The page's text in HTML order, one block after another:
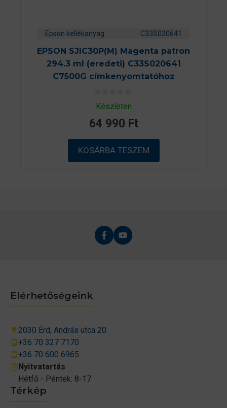
Epson kellékanyag C33S020641
EPSON SJIC30P(M) Magenta patron
294.3 ml (eredeti) C33S020641
C7500G címkenyomtatóhoz
0
a
5
b
ő
l
Készleten
64 990 Ft
KOSÁRBA TESZEM
Térkép
Elérhetőségeink
2030 Érd, András utca 20.
+36 70 327 7170
+36 70 600 6965
Nyitvatartás
Hétfő - Péntek: 8-17